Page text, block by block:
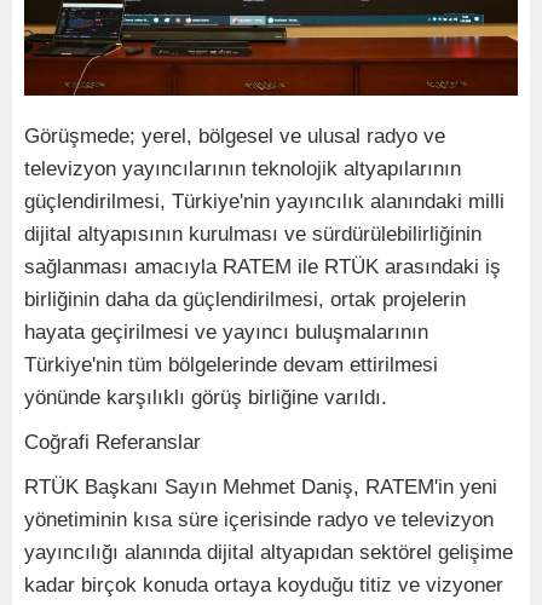
Görüşmede; yerel, bölgesel ve ulusal radyo ve
televizyon yayıncılarının teknolojik altyapılarının
güçlendirilmesi, Türkiye'nin yayıncılık alanındaki milli
dijital altyapısının kurulması ve sürdürülebilirliğinin
sağlanması amacıyla RATEM ile RTÜK arasındaki iş
birliğinin daha da güçlendirilmesi, ortak projelerin
hayata geçirilmesi ve yayıncı buluşmalarının
Türkiye'nin tüm bölgelerinde devam ettirilmesi
yönünde karşılıklı görüş birliğine varıldı.
Coğrafi Referanslar
RTÜK Başkanı Sayın Mehmet Daniş, RATEM'in yeni
yönetiminin kısa süre içerisinde radyo ve televizyon
yayıncılığı alanında dijital altyapıdan sektörel gelişime
kadar birçok konuda ortaya koyduğu titiz ve vizyoner